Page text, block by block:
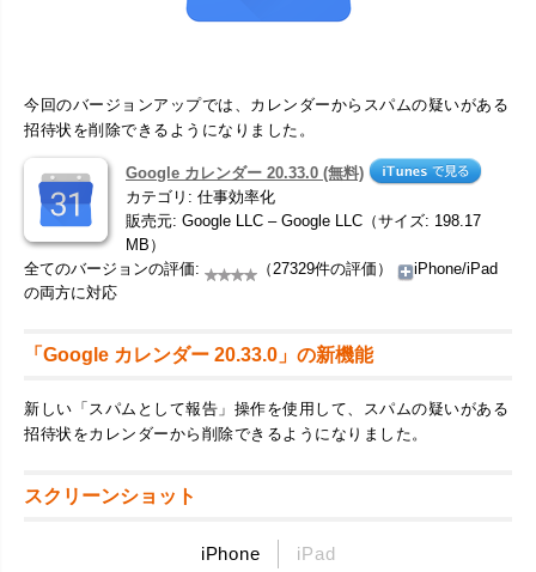
今回のバージョンアップでは、カレンダーからスパムの疑いがある
招待状を削除できるようになりました。
Google カレンダー 20.33.0 (無料)
カテゴリ: 仕事効率化
販売元: Google LLC – Google LLC（サイズ: 198.17
MB）
全てのバージョンの評価:
（27329件の評価）
iPhone/iPad
の両方に対応
「Google カレンダー 20.33.0」の新機能
新しい「スパムとして報告」操作を使用して、スパムの疑いがある
招待状をカレンダーから削除できるようになりました。
スクリーンショット
iPhone iPad